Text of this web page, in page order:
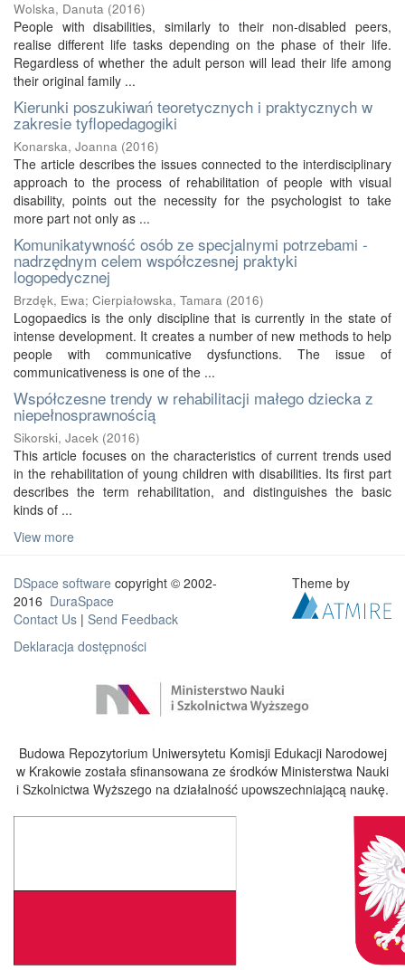
Wolska, Danuta (2016)
People with disabilities, similarly to their non-disabled peers,
realise different life tasks depending on the phase of their life.
Regardless of whether the adult person will lead their life among
their original family ...
Kierunki poszukiwań teoretycznych i praktycznych w
zakresie tyflopedagogiki
Konarska, Joanna (2016)
The article describes the issues connected to the interdisciplinary
approach to the process of rehabilitation of people with visual
disability, points out the necessity for the psychologist to take
more part not only as ...
Komunikatywność osób ze specjalnymi potrzebami -
nadrzędnym celem współczesnej praktyki
logopedycznej
Brzdęk, Ewa; Cierpiałowska, Tamara (2016)
Logopaedics is the only discipline that is currently in the state of
intense development. It creates a number of new methods to help
people with communicative dysfunctions. The issue of
communicativeness is one of the ...
Współczesne trendy w rehabilitacji małego dziecka z
niepełnosprawnością
Sikorski, Jacek (2016)
This article focuses on the characteristics of current trends used
in the rehabilitation of young children with disabilities. Its first part
describes the term rehabilitation, and distinguishes the basic
kinds of ...
View more
DSpace software copyright © 2002-
2016 DuraSpace
Contact Us | Send Feedback
Deklaracja dostępności
Theme by
Budowa Repozytorium Uniwersytetu Komisji Edukacji Narodowej
w Krakowie została sfinansowana ze środków Ministerstwa Nauki
i Szkolnictwa Wyższego na działalność upowszechniającą naukę.